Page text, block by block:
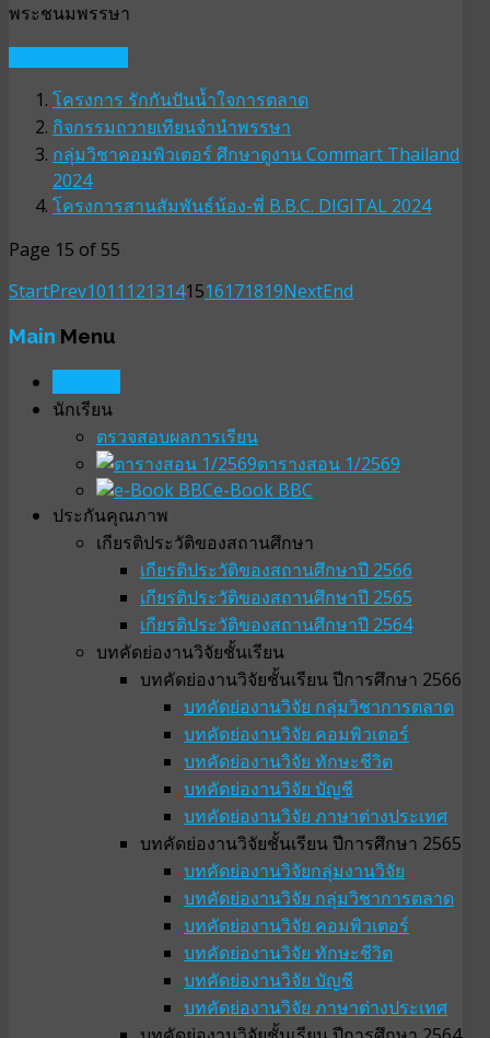
พระชนมพรรษา
โครงการ รักกันปันน้ำใจการตลาด
กิจกรรมถวายเทียนจำนำพรรษา
กลุ่มวิชาคอมพิวเตอร์ ศึกษาดูงาน Commart Thailand
2024
โครงการสานสัมพันธ์น้อง-พี่ B.B.C. DIGITAL 2024
Page 15 of 55
StartPrev1011 1213141516171819NextEnd
Main Menu
นักเรียน
ตรวจสอบผลการเรียน
ตารางสอน 1/2569
e-Book BBC
ประกันคุณภาพ
เกียรติประวัติของสถานศึกษา
เกียรติประวัติของสถานศึกษาปี 2566
เกียรติประวัติของสถานศึกษาปี 2565
เกียรติประวัติของสถานศึกษาปี 2564
บทคัดย่องานวิจัยชั้นเรียน
บทคัดย่องานวิจัยชั้นเรียน ปีการศึกษา 2566
บทคัดย่องานวิจัย กลุ่มวิชาการตลาด
บทคัดย่องานวิจัย คอมพิวเตอร์
บทคัดย่องานวิจัย ทักษะชีวิต
บทคัดย่องานวิจัย บัญชี
บทคัดย่องานวิจัย ภาษาต่างประเทศ
บทคัดย่องานวิจัยชั้นเรียน ปีการศึกษา 2565
บทคัดย่องานวิจัยกลุ่มงานวิจัย
บทคัดย่องานวิจัย กลุ่มวิชาการตลาด
บทคัดย่องานวิจัย คอมพิวเตอร์
บทคัดย่องานวิจัย ทักษะชีวิต
บทคัดย่องานวิจัย บัญชี
บทคัดย่องานวิจัย ภาษาต่างประเทศ